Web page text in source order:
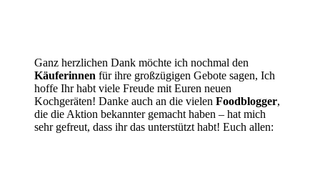
Ganz herzlichen Dank möchte ich nochmal den
Käuferinnen für ihre großzügigen Gebote sagen, Ich
hoffe Ihr habt viele Freude mit Euren neuen
Kochgeräten! Danke auch an die vielen Foodblogger,
die die Aktion bekannter gemacht haben – hat mich
sehr gefreut, dass ihr das unterstützt habt! Euch allen: